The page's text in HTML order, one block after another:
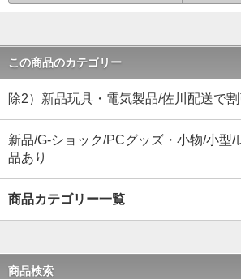
この商品のカテゴリー
除2）新品玩具・電気製品/佐川配送で割
新品/G-ショック/PCグッズ・小物/小型/
品あり
商品カテゴリー一覧
商品検索